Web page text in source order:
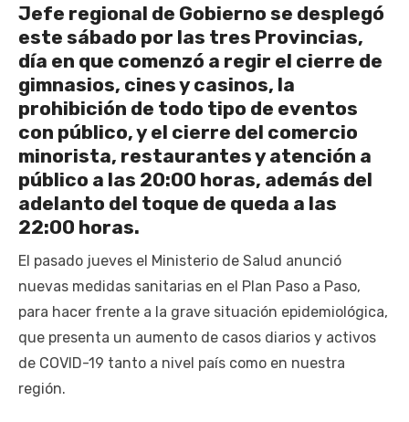
Jefe regional de Gobierno se desplegó
este sábado por las tres Provincias,
día en que comenzó a regir el cierre de
gimnasios, cines y casinos, la
prohibición de todo tipo de eventos
con público, y el cierre del comercio
minorista, restaurantes y atención a
público a las 20:00 horas, además del
adelanto del toque de queda a las
22:00 horas.
El pasado jueves el Ministerio de Salud anunció
nuevas medidas sanitarias en el Plan Paso a Paso,
para hacer frente a la grave situación epidemiológica,
que presenta un aumento de casos diarios y activos
de COVID-19 tanto a nivel país como en nuestra
región.